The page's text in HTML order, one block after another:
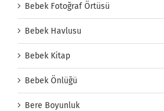
Bebek Fotoğraf Örtüsü
Bebek Havlusu
Bebek Kitap
Bebek Önlüğü
Bere Boyunluk